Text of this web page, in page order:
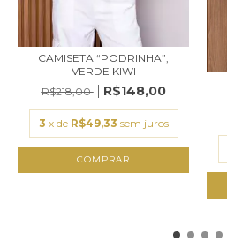
CAMISETA “PODRINHA”,
VERDE KIWI
R$218,00
R$148,00
3 x de R$49,33 sem juros
COMPRAR